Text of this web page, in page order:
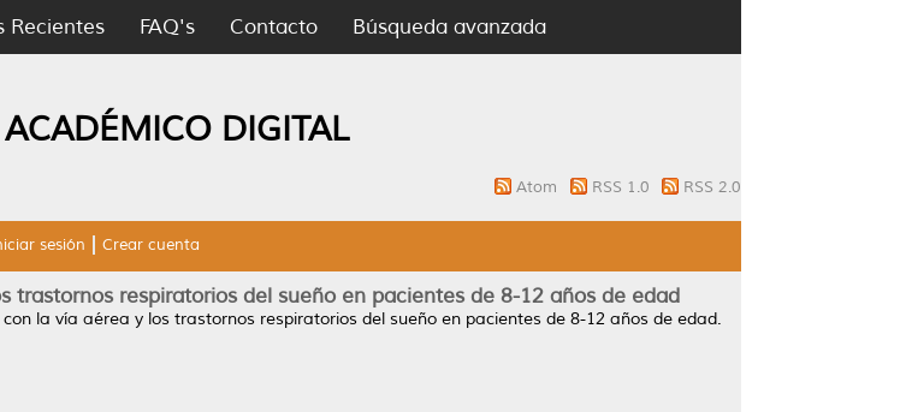
Recientes FAQ's Contacto Búsqueda avanzada
DIGITAL
Atom RSS 1.0 RSS 2.0
sesión Crear cuenta
trastornos respiratorios del sueño en pacientes de 8-12 años de edad
la vía aérea y los trastornos respiratorios del sueño en pacientes de 8-12 años de edad.